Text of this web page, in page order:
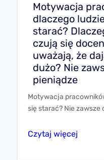
Motywacja
dlaczego
starać?
czują się
uważają, że
dużo? Nie
pieniądze
Motywacja
się starać? Nie zawsze
Czytaj więcej